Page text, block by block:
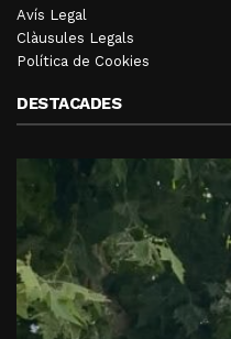
Avís Legal
Clàusules Legals
Política de Cookies
DESTACADES